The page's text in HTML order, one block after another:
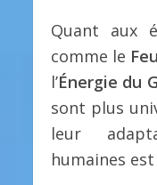
Quant aux
comme le
l’Énergie du
sont plus
leur
humaines